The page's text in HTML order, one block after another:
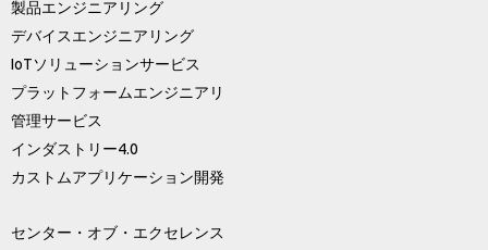
製品エンジニアリング
デバイスエンジニアリング
IoTソリューションサービス
プラットフォームエンジニアリ
管理サービス
インダストリー4.0
カストムアプリケーション開発
センター・オブ・エクセレンス